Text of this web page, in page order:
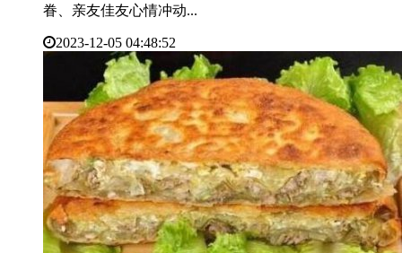
眷、亲友佳友心情冲动...
2023-12-05 04:48:52